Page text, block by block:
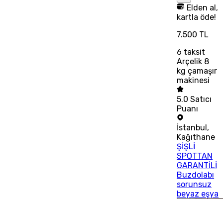
Elden al,
kartla öde!
7.500 TL
6 taksit
Arçelik 8
kg çamaşır
makinesi
5.0 Satıcı
Puanı
İstanbul,
Kağıthane
ŞİŞLİ
SPOTTAN
GARANTİLİ
Buzdolabı
sorunsuz
beyaz eşya